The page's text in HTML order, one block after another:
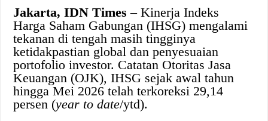
Jakarta, IDN Times– Kinerja Indeks
Harga Saham Gabungan (IHSG) mengalami
tekanan di tengah masih tingginya
ketidakpastian global dan penyesuaian
portofolio investor. Catatan Otoritas Jasa
Keuangan (OJK), IHSG sejak awal tahun
hingga Mei 2026 telah terkoreksi 29,14
persen (year to date/ytd).